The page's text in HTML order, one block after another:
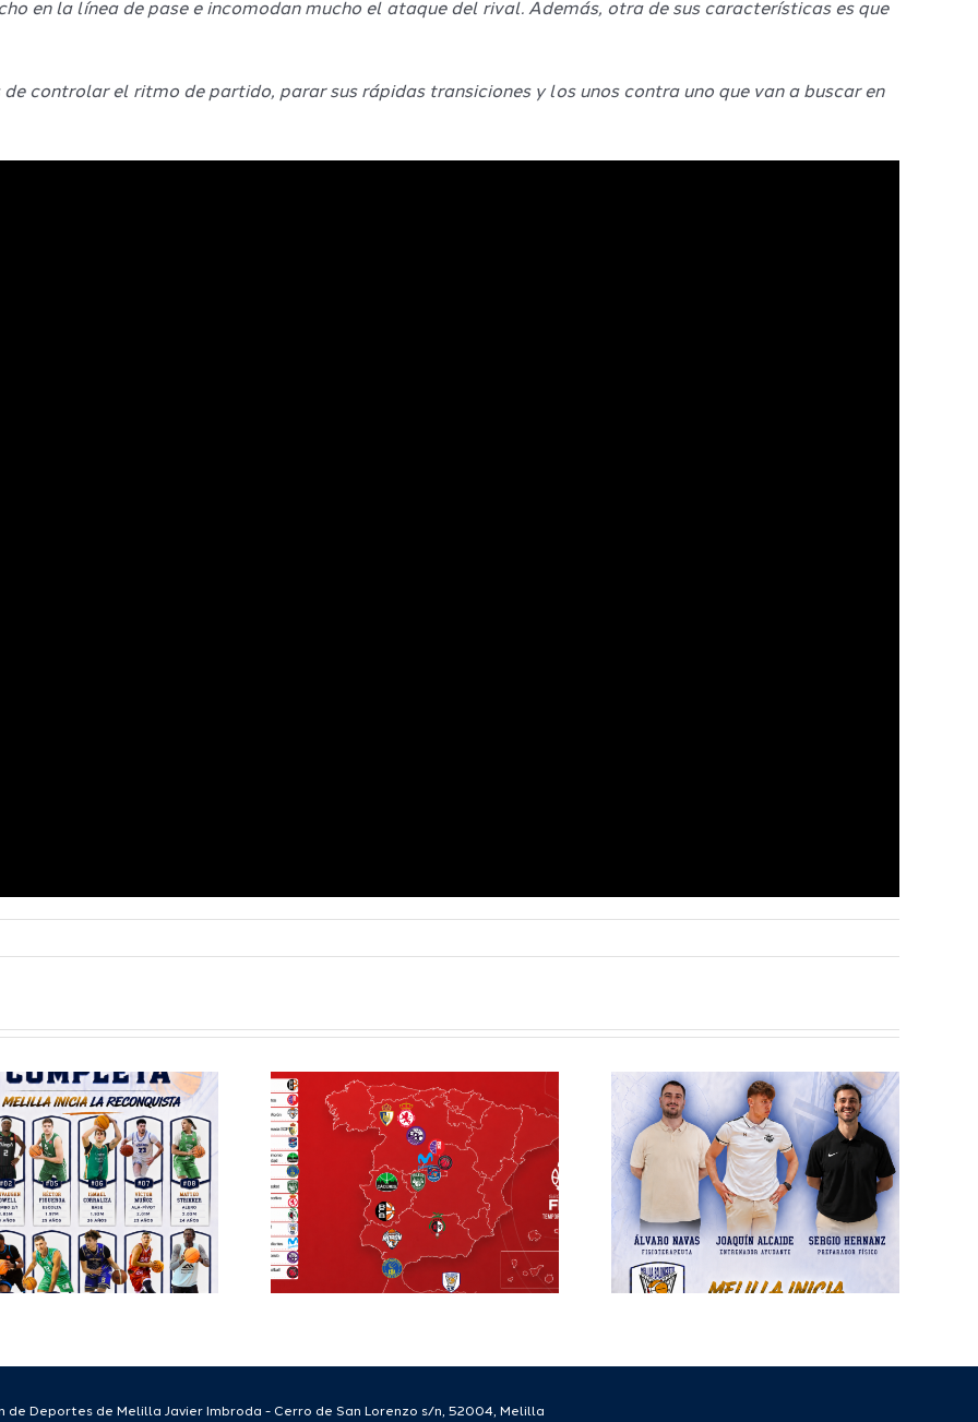
en la línea de pase e incomodan mucho el ataque del rival. Además, otra de sus características es que
de controlar el ritmo de partido, parar sus rápidas transiciones y los unos contra uno que van a buscar en
Definidos el
grupo de
Segunda FEB y
la Copa España
FEB para el
Melilla Ciudad
del Deporte
Baloncesto
configura el
Staff Técnico
para la
temporada
de Deportes de Melilla Javier Imbroda - Cerro de San Lorenzo s/n, 52004, Melilla